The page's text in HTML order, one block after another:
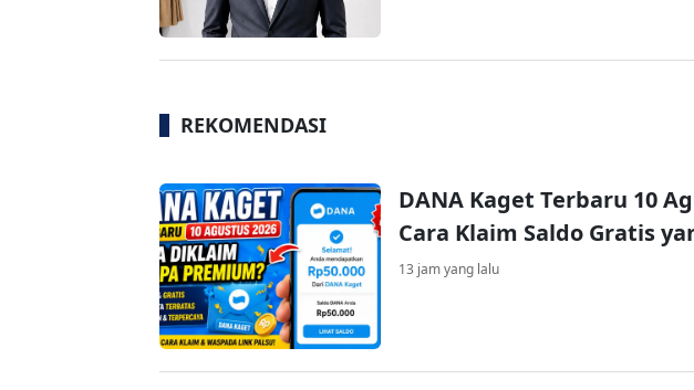
REKOMENDASI
DANA Kaget Terbaru 10
Cara Klaim Saldo Gratis
13 jam yang lalu